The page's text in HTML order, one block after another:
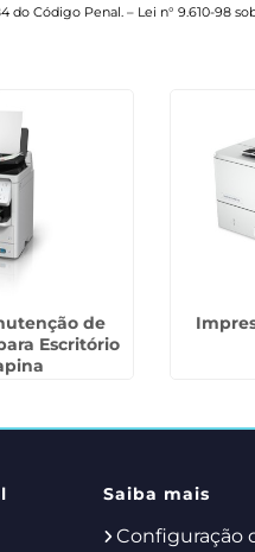
do Código Penal. – Lei n° 9.610-98
de
Escritório
Saiba mais
Configuração